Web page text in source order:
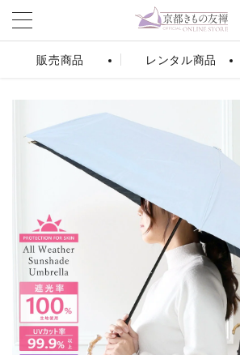
販売商品 レンタル商品
シーンから探す
カテゴリーから探す
商品を検索する